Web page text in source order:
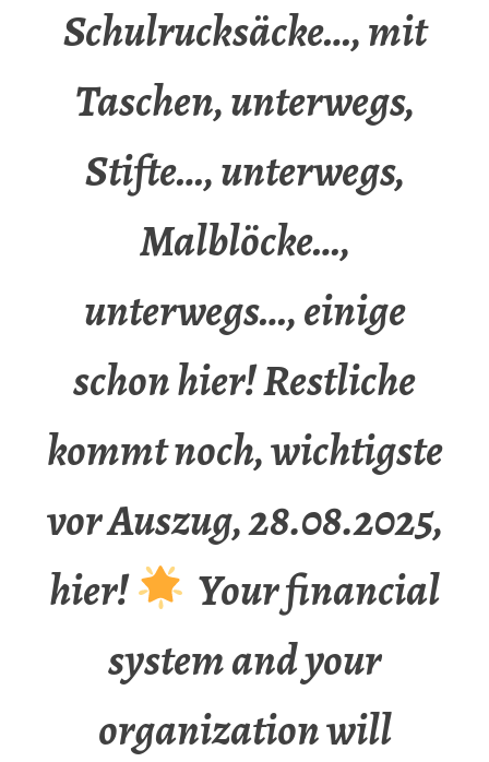
Schulrucksäcke…, mit
Taschen, unterwegs,
Stifte…, unterwegs,
Malblöcke…,
unterwegs…, einige
schon hier! Restliche
kommt noch, wichtigste
vor Auszug, 28.08.2025,
hier!
Your financial
system and your
organization will